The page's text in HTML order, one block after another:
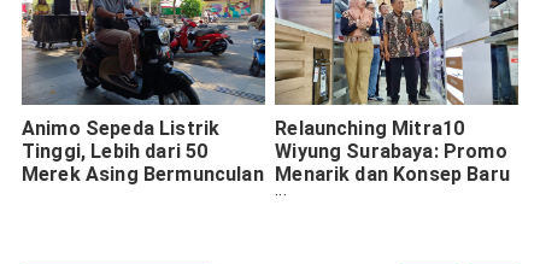
Animo Sepeda Listrik
Tinggi, Lebih dari 50
Merek Asing Bermunculan
Relaunching Mitra10
Wiyung Surabaya: Promo
Menarik dan Konsep Baru
yang Lebih Nyaman